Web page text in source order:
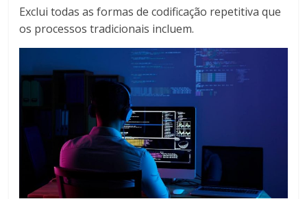
Exclui todas as formas de codificação repetitiva que
os processos tradicionais incluem.